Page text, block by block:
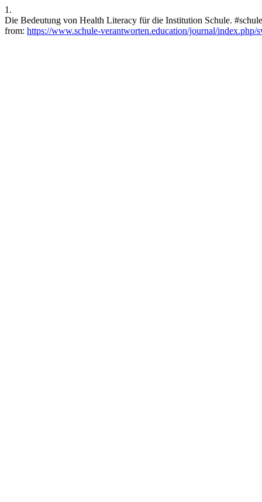
1.
Die Bedeutung von Health Literacy für die Institution Schule.
from: https://www.schule-verantworten.education/journal/index.php/